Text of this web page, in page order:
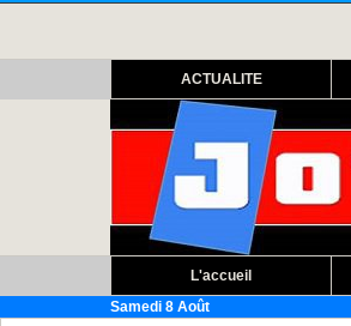
ACTUALITE
L'accueil
Samedi 8 Août